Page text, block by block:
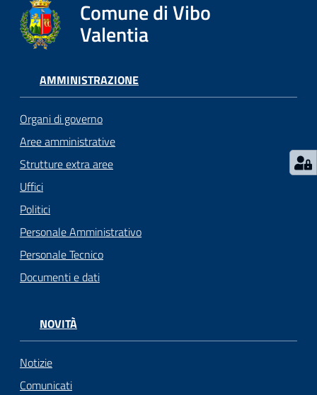
argomenti...
Seguici
su
Comune di Vibo
Valentia
AMMINISTRAZIONE
Organi di governo
Aree amministrative
Strutture extra aree
Uffici
Politici
Personale Amministrativo
Personale Tecnico
Documenti e dati
NOVITÀ
Notizie
Comunicati